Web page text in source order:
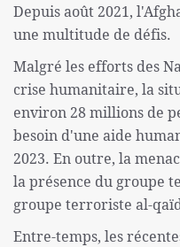
Depuis août 2021,
une multitude de défis.
Malgré les efforts des
crise humanitaire, la
environ 28 millions de
besoin d'une aide
2023. En outre, la
la présence du groupe
groupe terroriste al-
Entre-temps, les